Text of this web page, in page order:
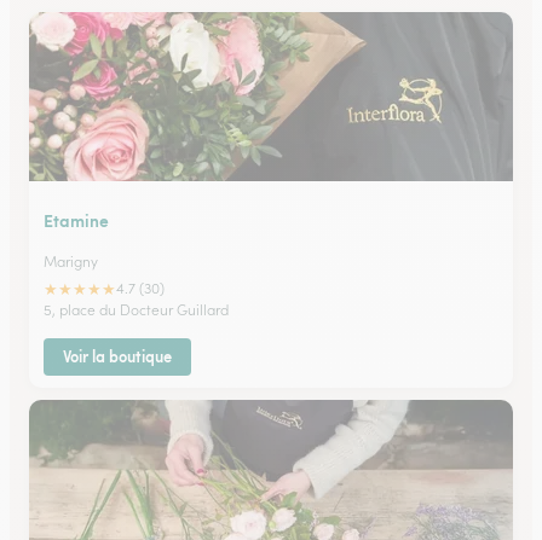
Etamine
Marigny
★★★★★4.7 (30)
5, place du Docteur Guillard
Voir la boutique